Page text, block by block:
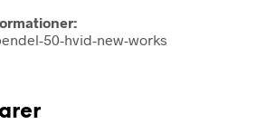
50-hvid-new-works